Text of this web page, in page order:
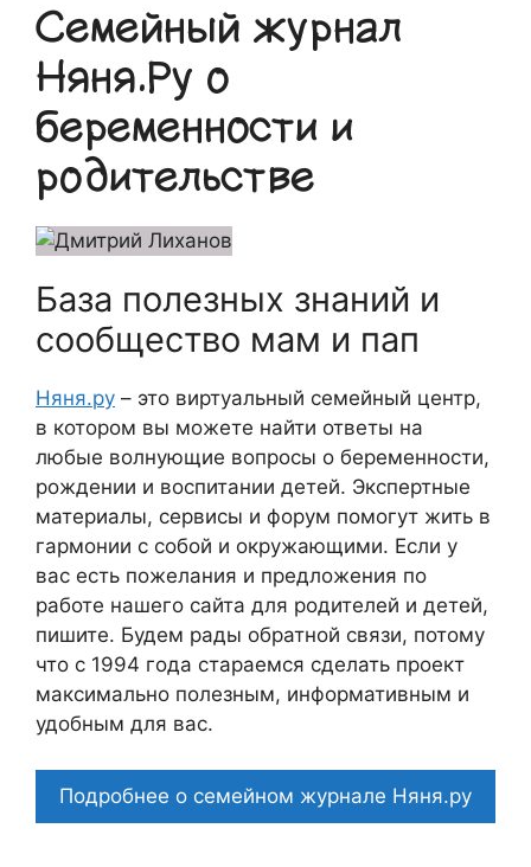
Семейный журнал
Няня.Ру о
беременности и
родительстве
База полезных знаний и
сообщество мам и пап
Няня.ру – это виртуальный семейный центр,
в котором вы можете найти ответы на
любые волнующие вопросы о беременности,
рождении и воспитании детей. Экспертные
материалы, сервисы и форум помогут жить в
гармонии с собой и окружающими. Если у
вас есть пожелания и предложения по
работе нашего сайта для родителей и детей,
пишите. Будем рады обратной связи, потому
что c 1994 года стараемся сделать проект
максимально полезным, информативным и
удобным для вас.
Подробнее о семейном журнале Няня.ру